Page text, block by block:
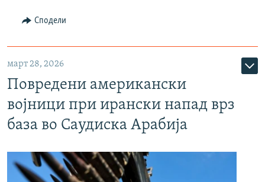
Сподели
март 28, 2026
Повредени американски
војници при ирански напад врз
база во Саудиска Арабија